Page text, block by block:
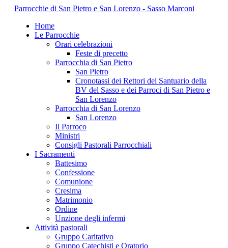
Parrocchie di San Pietro e San Lorenzo - Sasso Marconi
Home
Le Parrocchie
Orari celebrazioni
Feste di precetto
Parrocchia di San Pietro
San Pietro
Cronotassi dei Rettori del Santuario della
BV del Sasso e dei Parroci di San Pietro e
San Lorenzo
Parrocchia di San Lorenzo
San Lorenzo
Il Parroco
Ministri
Consigli Pastorali Parrocchiali
I Sacramenti
Battesimo
Confessione
Comunione
Cresima
Matrimonio
Ordine
Unzione degli infermi
Attività pastorali
Gruppo Caritativo
Gruppo Catechisti e Oratorio